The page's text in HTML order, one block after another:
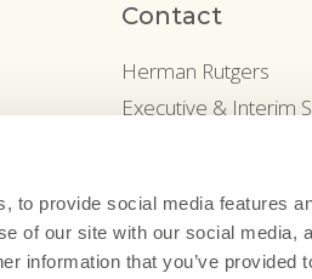
to provide social media features
of our site with our social media,
information that you’ve provided
Contact
Herman Rutgers
Executive & Interim
+31 (0)20 676